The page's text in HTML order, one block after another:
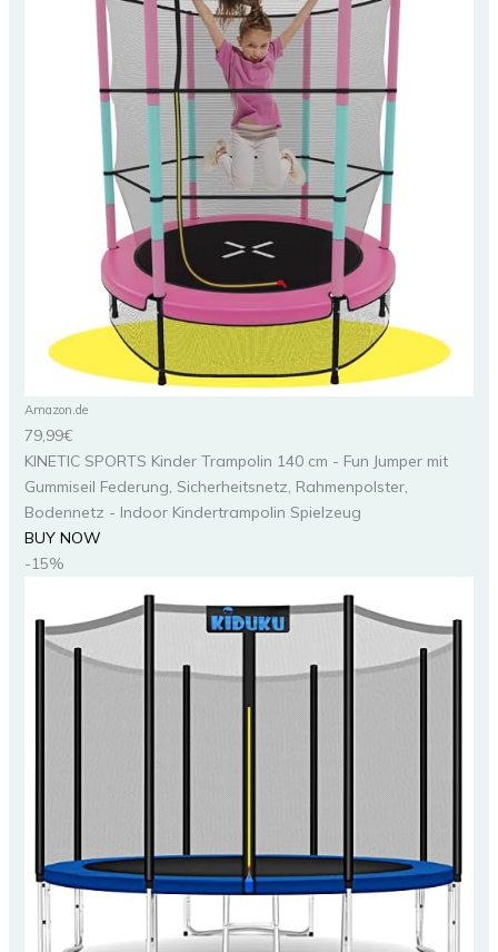
Amazon.de
79,99€
KINETIC SPORTS Kinder Trampolin 140 cm - Fun Jumper mit
Gummiseil Federung, Sicherheitsnetz, Rahmenpolster,
Bodennetz - Indoor Kindertrampolin Spielzeug
BUY NOW
-15%